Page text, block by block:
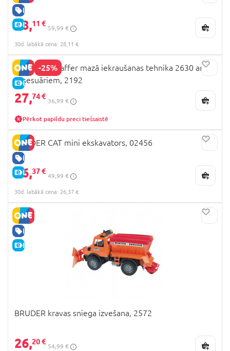
LABA CENA
E-CENA
28,11 €
59,99 €
30d. labākā cena: 28,11 €
-25%
E-CENA
BRUDER Schaffer mazā iekraušanas tehnika 2630 ar
aksesuāriem, 2192
27,74 €
36,99 €
Pērkot papildu preci tiešsaistē
LABA CENA
E-CENA
BRUDER CAT mini ekskavators, 02456
26,37 €
49,99 €
30d. labākā cena: 26,37 €
LABA CENA
E-CENA
BRUDER kravas sniega izvešana, 2572
26,20 €
54,99 €